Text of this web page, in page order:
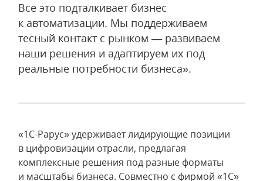
Все это подталкивает бизнес
к автоматизации. Мы поддерживаем
тесный контакт с рынком — развиваем
наши решения и адаптируем их под
реальные потребности бизнеса».
«1С-Рарус» удерживает лидирующие позиции
в цифровизации отрасли, предлагая
комплексные решения под разные форматы
и масштабы бизнеса. Cовместно с фирмой «1С»